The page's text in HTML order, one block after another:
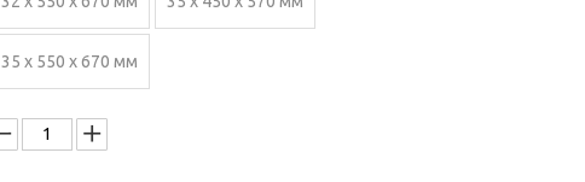
35 х 550 х 670 мм